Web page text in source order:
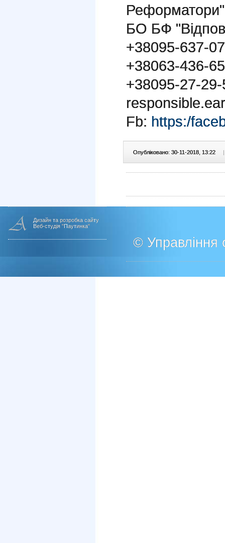
Реформатори"
БО БФ
+38095-637-
+38063-436-
+38095-27-
Fb: https:/
Опубліковано: 30-11-2018, 13:22 |
Дизайн та розробка сайту
Веб-студія "Паутинка"
© Управління